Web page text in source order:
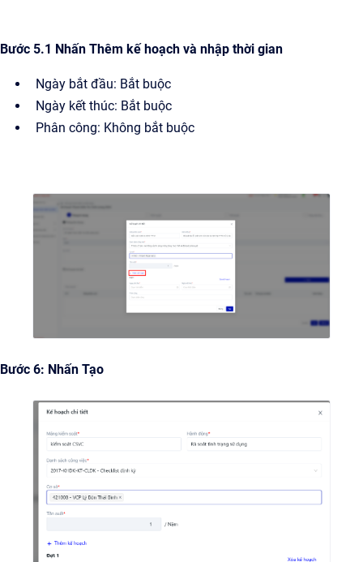
Bước 5.1 Nhấn Thêm kế hoạch và nhập thời gian
Ngày bắt đầu: Bắt buộc
Ngày kết thúc: Bắt buộc
Phân công: Không bắt buộc
Bước 6: Nhấn Tạo